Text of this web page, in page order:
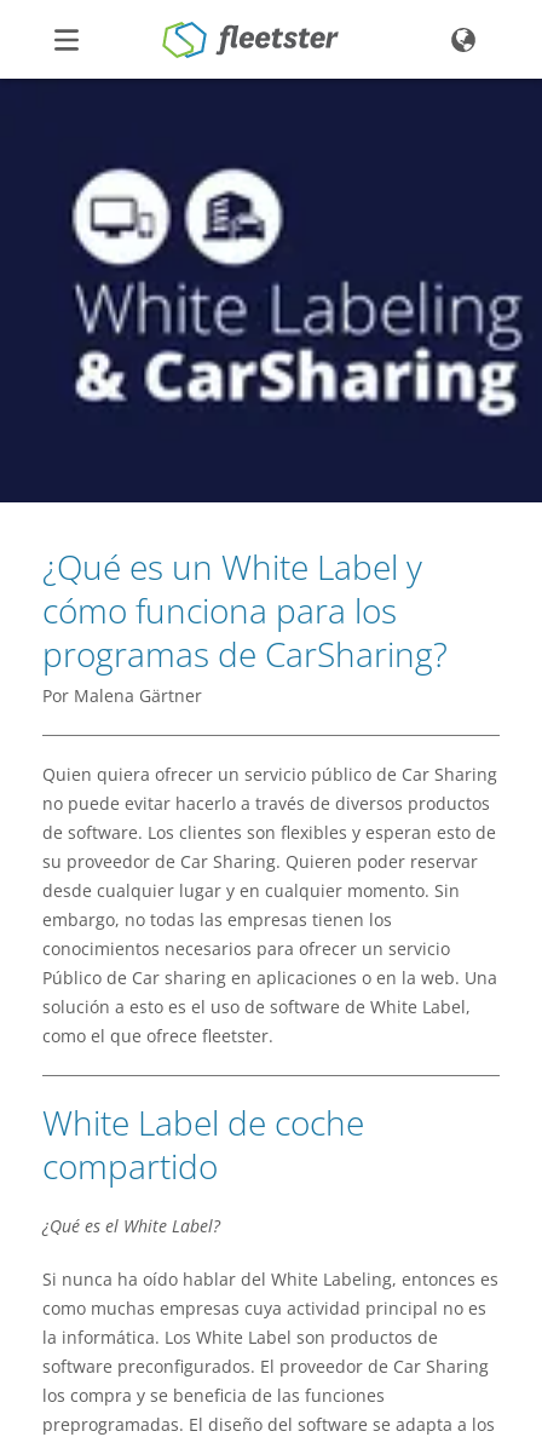
Noticias
Contacto
Demo Ingresar
¿Qué es un White Label y
cómo funciona para los
programas de CarSharing?
Por Malena Gärtner
Quien quiera ofrecer un servicio público de Car Sharing
no puede evitar hacerlo a través de diversos productos
de software. Los clientes son flexibles y esperan esto de
su proveedor de Car Sharing. Quieren poder reservar
desde cualquier lugar y en cualquier momento. Sin
embargo, no todas las empresas tienen los
conocimientos necesarios para ofrecer un servicio
Público de Car sharing en aplicaciones o en la web. Una
solución a esto es el uso de software de White Label,
como el que ofrece fleetster.
White Label de coche
compartido
¿Qué es el White Label?
Si nunca ha oído hablar del White Labeling, entonces es
como muchas empresas cuya actividad principal no es
la informática. Los White Label son productos de
software preconfigurados. El proveedor de Car Sharing
los compra y se beneficia de las funciones
preprogramadas. El diseño del software se adapta a los